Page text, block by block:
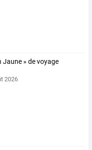
Jaune » de voyage
2026